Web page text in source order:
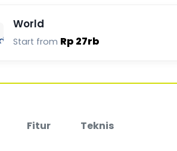
World
Start from Rp 27rb
Fitur Teknis